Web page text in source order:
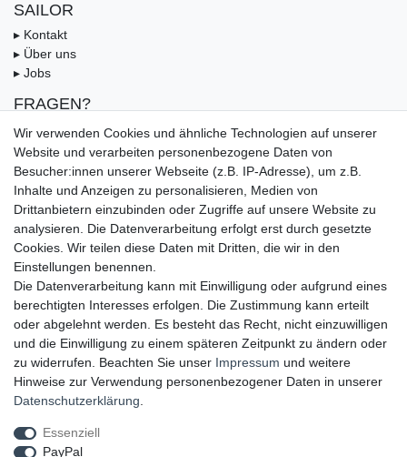
SAILOR
▸ Kontakt
▸ Über uns
▸ Jobs
FRAGEN?
▸ FAQ
▸ Zahlungsarten
▸ Versandbedingungen
▸ Gutschein
UNSERE ZAHLUNGSMÖGLICKEITEN
UNSERE LIEFERMÖGLICHKEITEN
Wir verwenden Cookies und ähnliche Technologien auf unserer
Website und verarbeiten personenbezogene Daten von
Besucher:innen unserer Webseite (z.B. IP-Adresse), um z.B.
Inhalte und Anzeigen zu personalisieren, Medien von
Drittanbietern einzubinden oder Zugriffe auf unsere Website zu
analysieren. Die Datenverarbeitung erfolgt erst durch gesetzte
Cookies. Wir teilen diese Daten mit Dritten, die wir in den
Einstellungen benennen.
Die Datenverarbeitung kann mit Einwilligung oder aufgrund eines
berechtigten Interesses erfolgen. Die Zustimmung kann erteilt
oder abgelehnt werden. Es besteht das Recht, nicht einzuwilligen
und die Einwilligung zu einem späteren Zeitpunkt zu ändern oder
zu widerrufen. Beachten Sie unser Impressum und weitere
Hinweise zur Verwendung personenbezogener Daten in unserer
Daten­schutz­erklärung
Essenziell
PayPal